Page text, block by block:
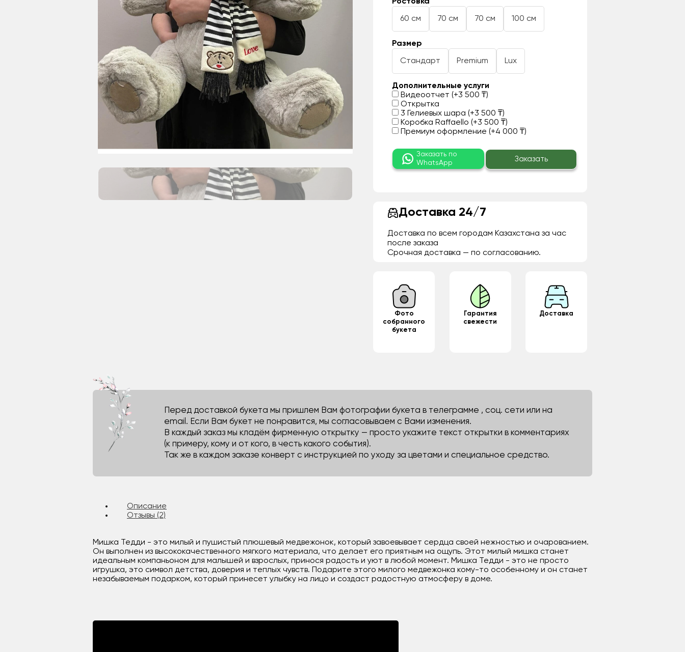
60 см 70 см 70 см 100 см
Размер
Стандарт Premium Lux
Дополнительные услуги
Видеоотчет (+3 500 ₸)
Открытка
3 Гелиевых шара (+3 500 ₸)
Коробка Raffaello (+3 500 ₸)
Премиум оформление (+4 000 ₸)
Заказать по
WhatsApp
Заказать
Доставка 24/7
Доставка по всем городам Казахстана за час
после заказа
Срочная доставка — по согласованию.
Фото
собранного
букета
Гарантия
свежести
Доставка
Перед доставкой букета мы пришлем Вам фотографии букета в телеграмме , соц. сети или на
email. Если Вам букет не понравится, мы согласовываем с Вами изменения.
В каждый заказ мы кладём фирменную открытку — просто укажите текст открытки в комментариях
(к примеру, кому и от кого, в честь какого события).
Так же в каждом заказе конверт с инструкцией по уходу за цветами и специальное средство.
Описание
Отзывы (2)
Мишка Тедди - это милый и пушистый плюшевый медвежонок, который завоевывает сердца своей нежностью и очарованием.
Он выполнен из высококачественного мягкого материала, что делает его приятным на ощупь. Этот милый мишка станет
идеальным компаньоном для малышей и взрослых, принося радость и уют в любой момент. Мишка Тедди - это не просто
игрушка, это символ детства, доверия и теплых чувств. Подарите этого милого медвежонка кому-то особенному и он станет
незабываемым подарком, который принесет улыбку на лицо и создаст радостную атмосферу в доме.